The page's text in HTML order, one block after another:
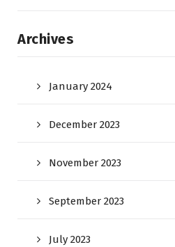
Archives
January 2024
December 2023
November 2023
September 2023
July 2023